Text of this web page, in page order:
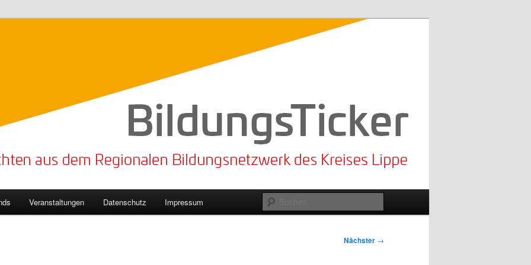
Veranstaltungen Datenschutz Impressum
Nächster →